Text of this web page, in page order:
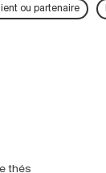
ou partenaire
thés